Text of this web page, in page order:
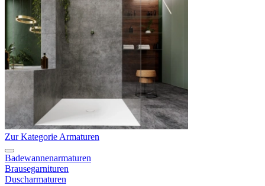
Zur Kategorie Armaturen
Badewannenarmaturen
Brausegarnituren
Duscharmaturen